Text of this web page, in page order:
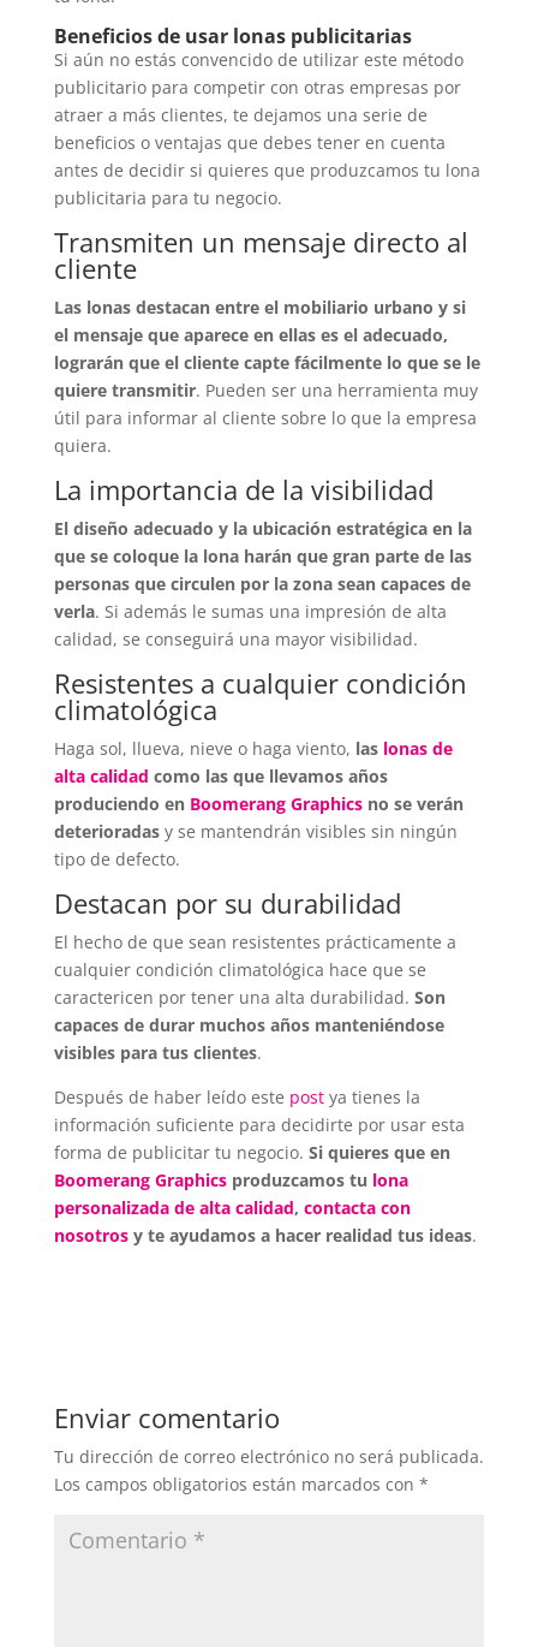
Beneficios de usar lonas publicitarias
Si aún no estás convencido de utilizar este método
publicitario para competir con otras empresas por
atraer a más clientes, te dejamos una serie de
beneficios o ventajas que debes tener en cuenta
antes de decidir si quieres que produzcamos tu lona
publicitaria para tu negocio.
Transmiten un mensaje directo al
cliente
Las lonas destacan entre el mobiliario urbano y si
el mensaje que aparece en ellas es el adecuado,
lograrán que el cliente capte fácilmente lo que se le
quiere transmitir. Pueden ser una herramienta muy
útil para informar al cliente sobre lo que la empresa
quiera.
La importancia de la visibilidad
El diseño adecuado y la ubicación estratégica en la
que se coloque la lona harán que gran parte de las
personas que circulen por la zona sean capaces de
verla. Si además le sumas una impresión de alta
calidad, se conseguirá una mayor visibilidad.
Resistentes a cualquier condición
climatológica
Haga sol, llueva, nieve o haga viento, las lonas de
alta calidad como las que llevamos años
produciendo en Boomerang Graphicsno se verán
deterioradasy se mantendrán visibles sin ningún
tipo de defecto.
Destacan por su durabilidad
El hecho de que sean resistentes prácticamente a
cualquier condición climatológica hace que se
caractericen por tener una alta durabilidad. Son
capaces de durar muchos años manteniéndose
visibles para tus clientes.
Después de haber leído este postya tienes la
información suficiente para decidirte por usar esta
forma de publicitar tu negocio. Si quieres que en
Boomerang Graphicsproduzcamos tu lona
personalizada de alta calidad, contacta con
nosotrosy te ayudamos a hacer realidad tus ideas.
Enviar comentario
Tu dirección de correo electrónico no será publicada.
Los campos obligatorios están marcados con *